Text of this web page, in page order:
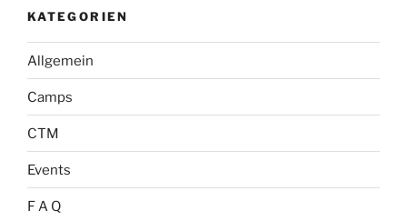
KATEGORIEN
Allgemein
Camps
CTM
Events
F A Q